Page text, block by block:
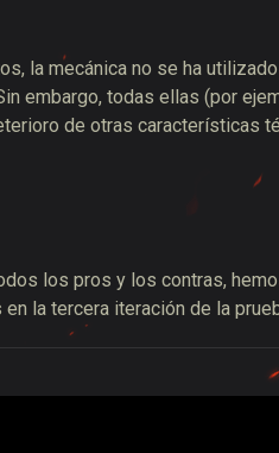
la mecánica no se ha
embargo, todas ellas (por
de otras características
los pros y los contras,
la tercera iteración de la